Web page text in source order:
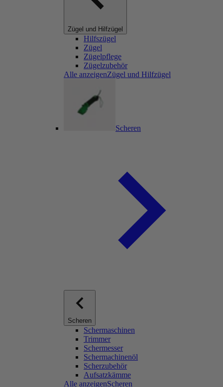
Zügel und Hilfzügel
Hilfszügel
Zügel
Zügelpflege
Zügelzubehör
Alle anzeigenZügel und Hilfzügel
Scheren
Scheren
Schermaschinen
Trimmer
Schermesser
Schermachinenöl
Scherzubehör
Aufsatzkämme
Alle anzeigenScheren